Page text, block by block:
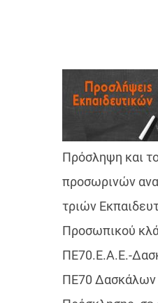
Πρόσληψη και
προσωρινών
τριών
Προσωπικού
ΠΕ70.Ε.Α.Ε.-
ΠΕ70 Δασκάλων